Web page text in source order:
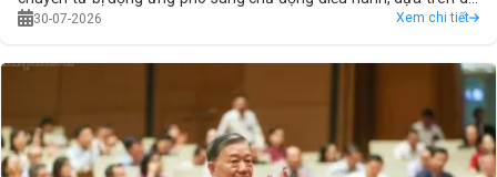
liệu để phân bổ nguồn nước hợp lý, hiệu quả.
30-07-2026 Xem chi tiết